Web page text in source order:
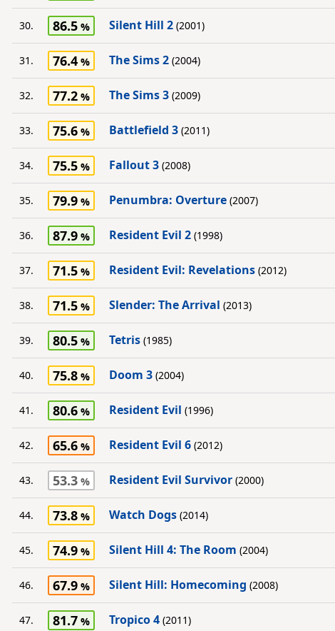
30. 86.5 Silent Hill 2 (2001)
31. 76.4 The Sims 2 (2004)
32. 77.2 The Sims 3 (2009)
33. 75.6 Battlefield 3 (2011)
34. 75.5 Fallout 3 (2008)
35. 79.9 Penumbra: Overture (2007)
36. 87.9 Resident Evil 2 (1998)
37. 71.5 Resident Evil: Revelations (2012)
38. 71.5 Slender: The Arrival (2013)
39. 80.5 Tetris (1985)
40. 75.8 Doom 3 (2004)
41. 80.6 Resident Evil (1996)
42. 65.6 Resident Evil 6 (2012)
43. 53.3 Resident Evil Survivor (2000)
44. 73.8 Watch Dogs (2014)
45. 74.9 Silent Hill 4: The Room (2004)
46. 67.9 Silent Hill: Homecoming (2008)
47. 81.7 Tropico 4 (2011)